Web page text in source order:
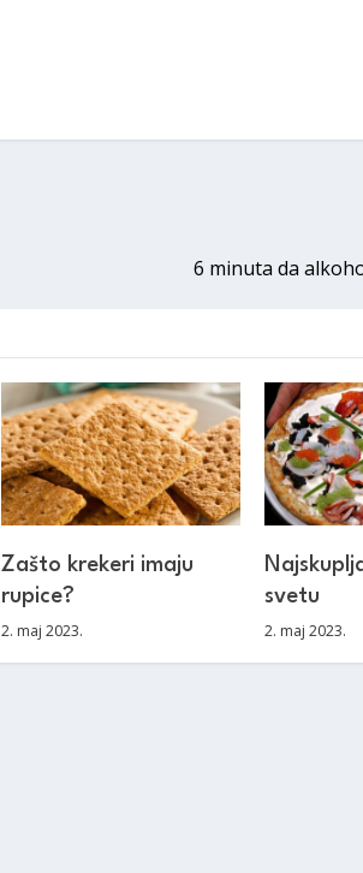
6 minuta da
Zašto krekeri imaju
rupice?
2. maj 2023.
svetu
2. maj 2023.